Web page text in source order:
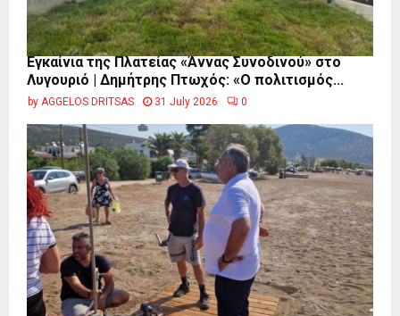
Εγκαίνια της Πλατείας «Άννας Συνοδινού» στο
Λυγουριό | Δημήτρης Πτωχός: «Ο πολιτισμός...
by AGGELOS DRITSAS 31 July 2026 0